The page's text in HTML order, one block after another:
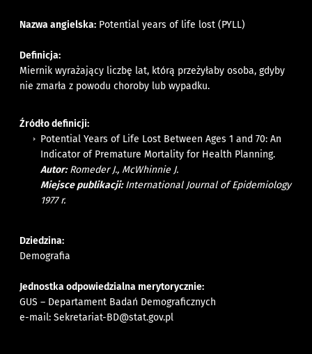
Nazwa angielska: Potential years of life lost (PYLL)
Definicja:
Miernik wyrażający liczbę lat, którą przeżyłaby osoba, gdyby
nie zmarła z powodu choroby lub wypadku.
Źródło definicji:
Potential Years of Life Lost Between Ages 1 and 70: An
Indicator of Premature Mortality for Health Planning.
Autor:Romeder J., McWhinnie J.
Miejsce publikacji:International Journal of Epidemiology
1977 r.
Dziedzina:
Demografia
Jednostka odpowiedzialna merytorycznie:
GUS – Departament Badań Demograficznych
e-mail:Sekretariat-BD@stat.gov.pl